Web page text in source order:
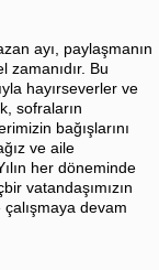
ayı, paylaşmanın
zamanıdır. Bu
hayırseverler ve
sofraların
bağışlarını
ve aile
her döneminde
vatandaşımızın
devam